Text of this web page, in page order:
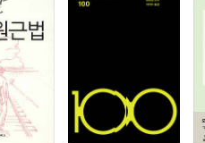
니즘을 하나의 양식으로 보고, 모더
로 그 용어를 사용하는 것이 잘못임
술의 종말 이후 혹은 동시대란 용어
이를 통해 우리는 현대 예술의 복잡
작용하는지를 깊이 이해할 수 있